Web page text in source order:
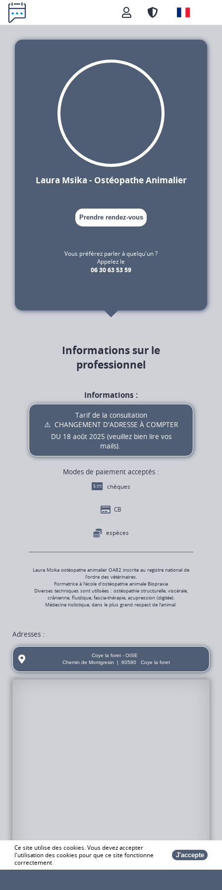
Laura Msika - Ostéopathe Animalier
Prendre rendez-vous
Vous préférez parler à quelqu'un ?
Appelez le
06 30 63 53 59
Informations sur le
professionnel
Informations :
Tarif de la consultation
⚠️ CHANGEMENT D'ADRESSE À COMPTER
DU 18 août 2025 (veuillez bien lire vos
mails).
Modes de paiement acceptés :
chèques
CB
espèces
Laura Msika ostéopathe animalier OA82 inscrite au registre national de
l'ordre des vétérinaires.
Formatrice à l'école d'ostéopathie animale Biopraxia
Diverses techniques sont utilisées : ostéopathie structurelle, viscérale,
crânienne, fluidique, fascia-thérapie, acupression (digitée).
Médecine holistique, dans le plus grand respect de l'animal.
Adresses :
Coye la foret - OISE
Chemin de Montgresin
|60580 Coye la foret
foret -
OISE
A propos de calenDoc
Ce site utilise des cookies. Vous devez accepter
l'utilisation des cookies pour que ce site fonctionne
correctement
J'accepte